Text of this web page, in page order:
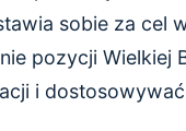
sobie za cel
pozycji Wielkiej
i